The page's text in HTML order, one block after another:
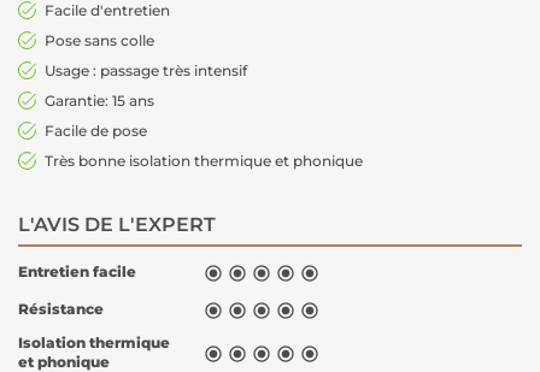
Facile d'entretien
Pose sans colle
Usage : passage très intensif
Garantie: 15 ans
Facile de pose
Très bonne isolation thermique et phonique
L'AVIS DE L'EXPERT
Entretien facile     
Résistance     
Isolation thermique
et phonique
    